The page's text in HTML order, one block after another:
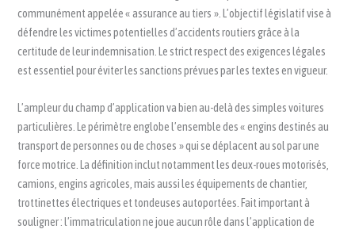
communément appelée « assurance au tiers ». L’objectif législatif vise à
défendre les victimes potentielles d’accidents routiers grâce à la
certitude de leur indemnisation. Le strict respect des exigences légales
est essentiel pour éviter les sanctions prévues par les textes en vigueur.
L’ampleur du champ d’application va bien au-delà des simples voitures
particulières. Le périmètre englobe l’ensemble des « engins destinés au
transport de personnes ou de choses » qui se déplacent au sol par une
force motrice. La définition inclut notamment les deux-roues motorisés,
camions, engins agricoles, mais aussi les équipements de chantier,
trottinettes électriques et tondeuses autoportées. Fait important à
souligner : l’immatriculation ne joue aucun rôle dans l’application de